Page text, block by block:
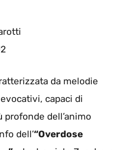
da melodie
capaci di
dell’animo
dell’“Overdose